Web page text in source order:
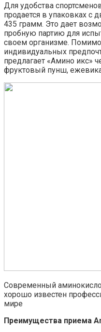
Для удобства
продается в упаковках с
435 грамм. Это дает
пробную партию для
своем организме. Помимо
индивидуальных
предлагает «Амино икс»
фруктовый пунш,
Современный
хорошо известен
мире
Преимущества приема